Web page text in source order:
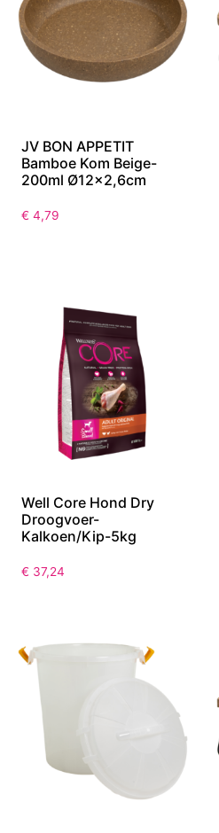
JV BON APPETIT
Bamboe Kom Beige-
200ml Ø12×2,6cm
€ 4,79
Well Core Hond Dry
Droogvoer-
Kalkoen/Kip-5kg
€ 37,24